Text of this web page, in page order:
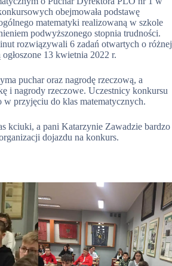
obejmowała podstawę
matematyki realizowaną w szkole
podwyższonego stopnia trudności.
rozwiązywali 6 zadań otwartych o różnej
13 kwietnia 2022 r.
puchar oraz nagrodę rzeczową, a
i nagrody rzeczowe. Uczestnicy konkursu
w przyjęciu do klas matematycznych.
kciuki, a pani Katarzynie Zawadzie bardzo
dojazdu na konkurs.